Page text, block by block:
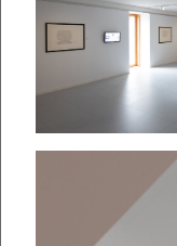
Photos-